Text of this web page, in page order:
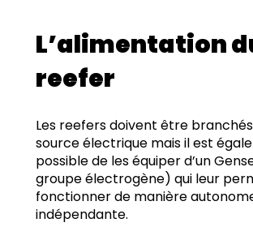
L’alimentation
reefer
Les reefers doivent être
source électrique mais il est
possible de les équiper d’un
groupe électrogène) qui leur
fonctionner de manière
indépendante.